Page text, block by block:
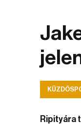
Ripityára